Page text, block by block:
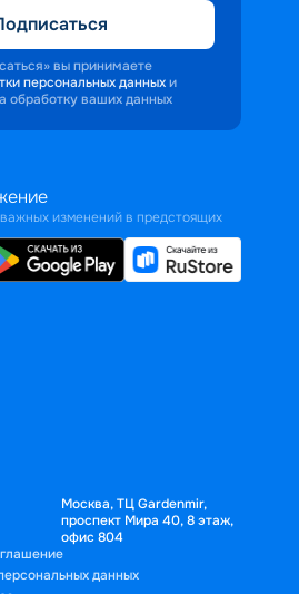
вы принимаете
персональных данных и
обработку ваших данных
изменений в предстоящих
Москва, ТЦ Gardenmir,
проспект Мира 40, 8 этаж,
офис 804
данных